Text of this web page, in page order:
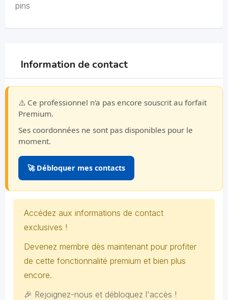
pins
Information de contact
⚠️ Ce professionnel n'a pas encore souscrit au forfait
Premium.
Ses coordonnées ne sont pas disponibles pour le
moment.
🚀 Débloquer mes contacts
Accédez aux informations de contact
exclusives !
Devenez membre dès maintenant pour profiter
de cette fonctionnalité premium et bien plus
encore.
🎉 Rejoignez-nous et débloquez l'accès !